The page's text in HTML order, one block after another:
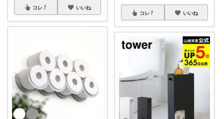
コレ いいね
コレ いいね